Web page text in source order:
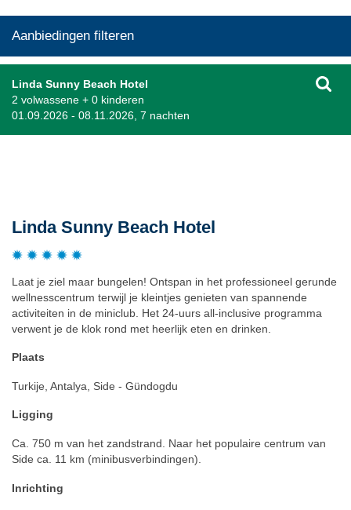
Aanbiedingen filteren
Linda Sunny Beach Hotel
2 volwassene + 0 kinderen
01.09.2026 - 08.11.2026, 7 nachten
Linda Sunny Beach Hotel
Laat je ziel maar bungelen! Ontspan in het professioneel gerunde
wellnesscentrum terwijl je kleintjes genieten van spannende
activiteiten in de miniclub. Het 24-uurs all-inclusive programma
verwent je de klok rond met heerlijk eten en drinken.
Plaats
Turkije, Antalya, Side - Gündogdu
Ligging
Ca. 750 m van het zandstrand. Naar het populaire centrum van
Side ca. 11 km (minibusverbindingen).
Inrichting